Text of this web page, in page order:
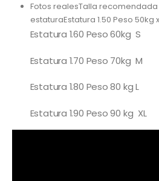
Fotos realesTalla
estaturaEstatura 1.50 Peso 50kg
Estatura 1.60 Peso 60kg S
Estatura 1.70 Peso 70kg M
Estatura 1.80 Peso 80 kg L
Estatura 1.90 Peso 90 kg XL